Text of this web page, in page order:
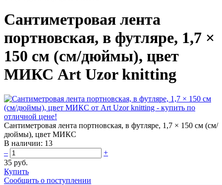
Сантиметровая лента
портновская, в футляре, 1,7 ×
150 см (см/дюймы), цвет
МИКС Art Uzor knitting
Сантиметровая лента портновская, в футляре, 1,7 × 150 см (см/
дюймы), цвет МИКС
В наличии: 13
–
+
35 руб.
Купить
Сообщить о поступлении